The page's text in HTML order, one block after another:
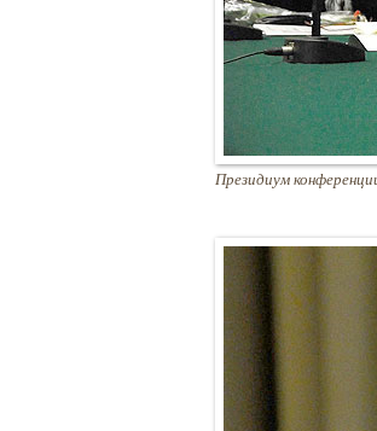
Президиум